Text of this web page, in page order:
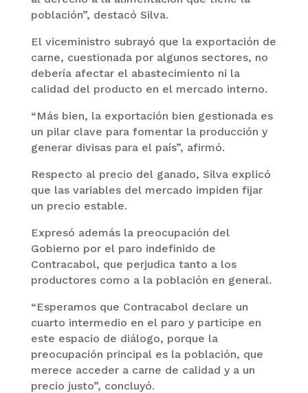
población”, destacó Silva.
El viceministro subrayó que la exportación de
carne, cuestionada por algunos sectores, no
debería afectar el abastecimiento ni la
calidad del producto en el mercado interno.
“Más bien, la exportación bien gestionada es
un pilar clave para fomentar la producción y
generar divisas para el país”, afirmó.
Respecto al precio del ganado, Silva explicó
que las variables del mercado impiden fijar
un precio estable.
Expresó además la preocupación del
Gobierno por el paro indefinido de
Contracabol, que perjudica tanto a los
productores como a la población en general.
“Esperamos que Contracabol declare un
cuarto intermedio en el paro y participe en
este espacio de diálogo, porque la
preocupación principal es la población, que
merece acceder a carne de calidad y a un
precio justo”, concluyó.